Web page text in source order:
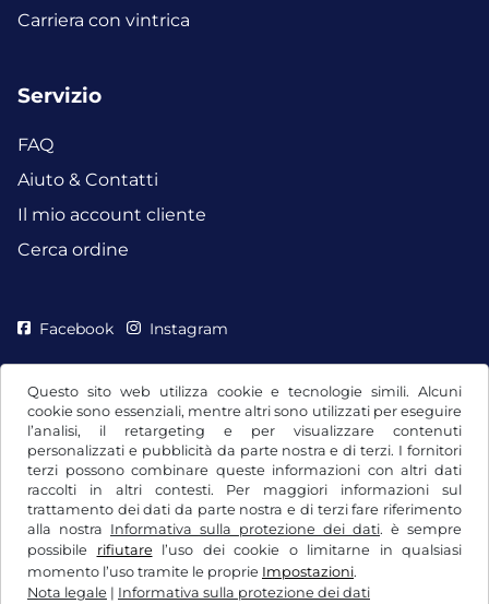
Questo sito web utilizza cookie e tecnologie simili. Alcuni
cookie sono essenziali, mentre altri sono utilizzati per eseguire
l’analisi, il retargeting e per visualizzare contenuti
personalizzati e pubblicità da parte nostra e di terzi. I fornitori
terzi possono combinare queste informazioni con altri dati
raccolti in altri contesti. Per maggiori informazioni sul
trattamento dei dati da parte nostra e di terzi fare riferimento
alla nostra Informativa sulla protezione dei dati. è sempre
possibile rifiutarel’uso dei cookie o limitarne in qualsiasi
momento l’uso tramite le proprie Impostazioni.
Nota legale | Informativa sulla protezione dei dati
Carriera con vintrica
Servizio
FAQ
Aiuto & Contatti
Il mio account cliente
Cerca ordine
Facebook Instagram
CGC / Diritto di recesso
Informativa sulla protezione dei dati